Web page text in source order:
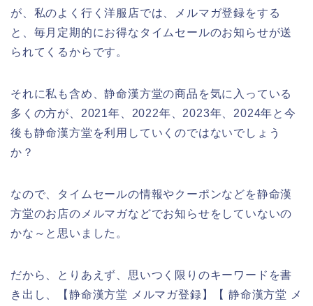
が、私のよく行く洋服店では、メルマガ登録をする
と、毎月定期的にお得なタイムセールのお知らせが送
られてくるからです。
それに私も含め、静命漢方堂の商品を気に入っている
多くの方が、2021年、2022年、2023年、2024年と今
後も静命漢方堂を利用していくのではないでしょう
か？
なので、タイムセールの情報やクーポンなどを静命漢
方堂のお店のメルマガなどでお知らせをしていないの
かな～と思いました。
だから、とりあえず、思いつく限りのキーワードを書
き出し、【静命漢方堂 メルマガ登録】【 静命漢方堂 メ